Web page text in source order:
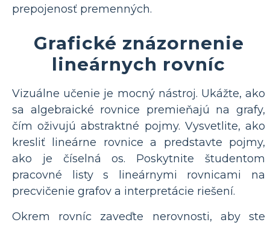
prepojenosť premenných.
Grafické znázornenie
lineárnych rovníc
Vizuálne učenie je mocný nástroj. Ukážte, ako
sa algebraické rovnice premieňajú na grafy,
čím oživujú abstraktné pojmy. Vysvetlite, ako
kresliť lineárne rovnice a predstavte pojmy,
ako je číselná os. Poskytnite študentom
pracovné listy s lineárnymi rovnicami na
precvičenie grafov a interpretácie riešení.
Okrem rovníc zaveďte nerovnosti, aby ste